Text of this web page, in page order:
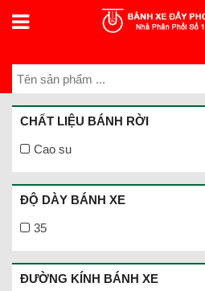
CHẤT LIỆU BÁNH RỜI
Cao su
ĐỘ DÀY BÁNH XE
35
ĐƯỜNG KÍNH BÁNH XE